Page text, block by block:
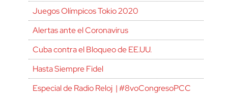
Juegos Olímpicos Tokio 2020
Alertas ante el Coronavirus
Cuba contra el Bloqueo de EE.UU.
Hasta Siempre Fidel
Especial de Radio Reloj | #8voCongresoPCC